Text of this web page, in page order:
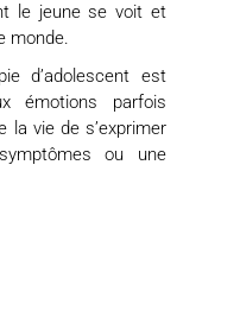
le jeune se voit et
monde.
d’adolescent est
émotions parfois
la vie de s’exprimer
ou une